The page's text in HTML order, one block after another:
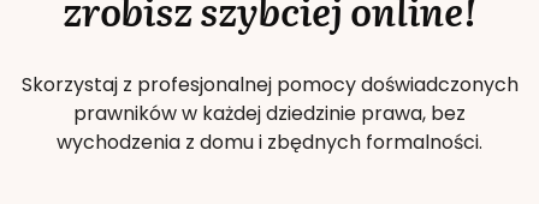
Skorzystaj z profesjonalnej pomocy doświadczonych
prawników w każdej dziedzinie prawa, bez
wychodzenia z domu i zbędnych formalności.